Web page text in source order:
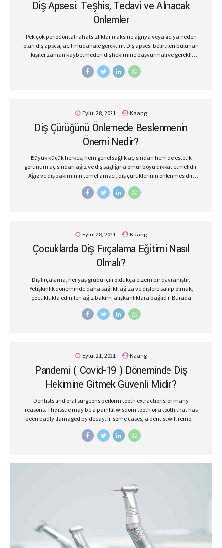
bruksizmin en yaygın belirtileri arasında yer alır. Gece plağı yapımı
tedavisiyle kişilerin...
Diş Apsesi: Teşhis, Tedavi ve Alınacak
Önlemler
Pek çok periodontal rahatsızlıkların aksine ağrıya veya acıya neden
olan diş apsesi, acil müdahale gerektirir. Diş apsesi belirtileri bulunan
kişiler zaman kaybetmeden diş hekimine başvurmalı ve gerekli
kayıplarına ve diş çekimlerine neden olabilir. Diş Apsesinin Belirtileri
iltihabın aktığı bölgedir. Bu belirtilerine hepsine ya da bir kısmına
sahipseniz en kısa sürede, zaman kaybetmeden, diş hekiminize...
Eylül 28, 2021 Kaang
Diş Çürüğünü Önlemede Beslenmenin
Önemi Nedir?
Büyük küçük herkes, hem genel sağlık açısından hem de estetik
görünüm açısından ağız ve diş sağlığına ömür boyu dikkat etmelidir.
Ağız ve diş bakımının temel amacı, diş çürüklerinin önlenmesidir.
Düzenli diş kontrolü ve düzenli diş bakımıyla çürüklerin oluşumunu
engelleyebilir ve diş çekimi gibi olumsuz durumların önüne
dişlerinizi çürüklere karşı daha iyi koruyabilirsiniz. Diş Düşmanı
Besinler Nelerdir? Sakaroz, früktoz, glikoz, laktoz vücuda enerji
sağlayan ancak dişlerin çürümesine sebep olan karbonhidratların
başında gelir. Şeker ve nişasta barındıran...
Eylül 28, 2021 Kaang
Çocuklarda Diş Fırçalama Eğitimi Nasıl
Olmalı?
Diş fırçalama, her yaş grubu için oldukça elzem bir davranıştır.
Yetişkinlik döneminde daha sağlıklı ağıza ve dişlere sahip olmak,
çocuklukta edinilen ağız bakımı alışkanlıklara bağlıdır. Burada
döneminde ağız bakım alışkanlığı kazanmamış biri kanal tedavisi,
önemi kavratılmalıdır. Çocuklara diş fırçalama eğitimi 2 – 3 yaşından
itibaren verilebilir, daha öncesinde ise ıslak bir yardımıyla damaklar
temizlenebilir. Çocuklara Diş Fırçalama Alışkanlığı Nasıl
Kazandırılabilir? Çocuklara diş fırçalama alışkanlığı kazandırmak
için,...
Eylül 21, 2021 Kaang
Pandemi ( Covid-19 ) Döneminde Diş
Hekimine Gitmek Güvenli Midir?
Dentists and oral surgeons perform tooth extractions for many
reasons. The issue may be a painful wisdom tooth or a tooth that has
been badly damaged by decay. In some cases, a dentist will remove